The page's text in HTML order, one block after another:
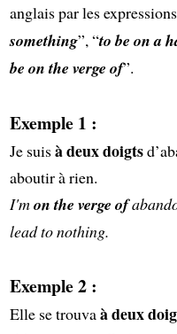
anglais par les
something”, “to be on a
be on the verge of”.
Exemple 1 :
Je suisà deux doigts
aboutir à rien.
I'mon the verge of
lead to nothing.
Exemple 2 :
Elle se trouvaà deux